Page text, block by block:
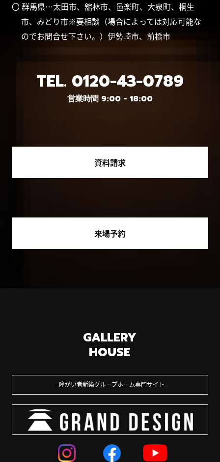
〇 群馬県…太田市、舘林市、邑楽町、大泉町、桐生
市、みどり市※要相談（場合によっては対応可能な
のでお問合せ下さい。）伊勢崎市、前橋市
TEL. 0120-43-0789
営業時間 9:00 - 18:00
資料請求
来場予約
GALLERY
HOUSE
障がい者新築グループホーム専門サイト